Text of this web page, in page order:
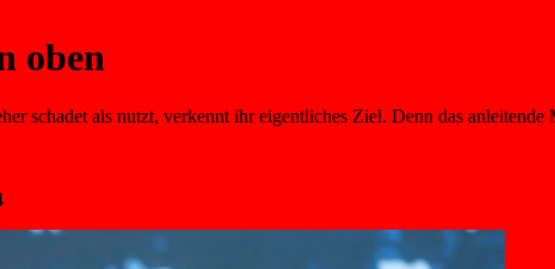
oben
schadet als nutzt, verkennt ihr eigentliches Ziel. Denn das